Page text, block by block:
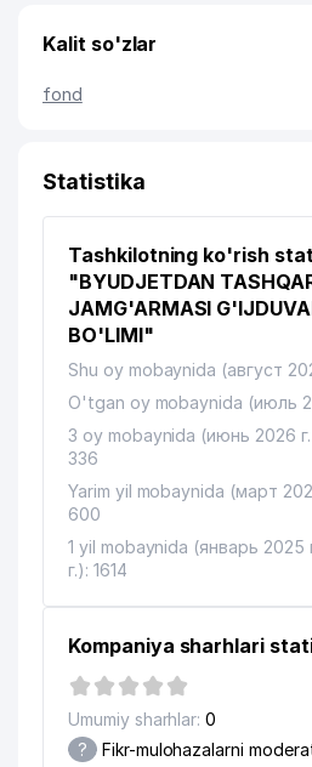
Kalit so'zlar
fond
Statistika
Tashkilotning ko'rish
"BYUDJETDAN
JAMG'ARMASI
BO'LIMI"
Shu oy mobaynida (август
O'tgan oy mobaynida (июль
3 oy mobaynida (июнь 2026
336
Yarim yil mobaynida (март
600
1 yil mobaynida (январь 2025
г.): 1614
Kompaniya sharhlari
Umumiy sharhlar: 0
? Fikr-mulohazalarni